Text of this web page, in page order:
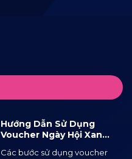
Hướng Dẫn Sử Dụng
Voucher Ngày Hội Xanh
Các bước sử dụng voucher